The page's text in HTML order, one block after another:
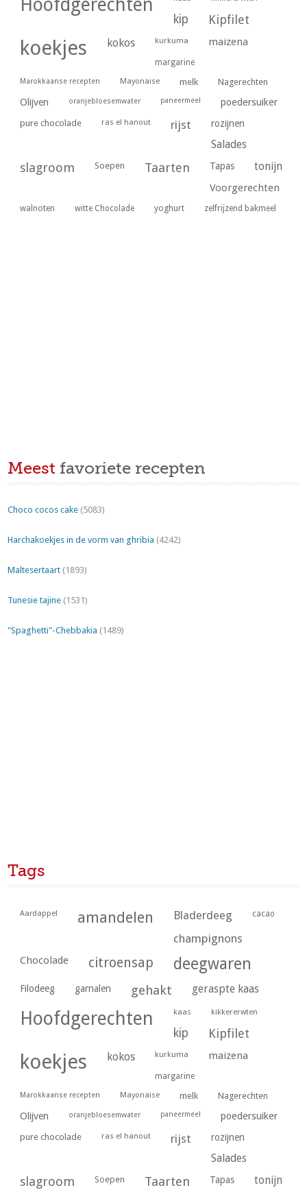
Hoofdgerechten
kip Kipfilet
koekjes kokos kurkuma maizena
margarine
Marokkaanse recepten Mayonaise melk Nagerechten
Olijven oranjebloesemwater paneermeel poedersuiker
pure chocolade ras el hanout rijst rozijnen
Salades
slagroom Soepen Taarten Tapas tonijn
Voorgerechten
walnoten witte Chocolade yoghurt zelfrijzend bakmeel
Meest favoriete recepten
Choco cocos cake (5083)
Harchakoekjes in de vorm van ghribia (4242)
Maltesertaart (1893)
Tunesie tajine (1531)
"Spaghetti"-Chebbakia (1489)
Tags
Aardappel amandelen Bladerdeeg cacao
champignons
Chocolade citroensap deegwaren
Filodeeg garnalen gehakt geraspte kaas
Hoofdgerechten kaas kikkererwten
kip Kipfilet
koekjes kokos kurkuma maizena
margarine
Marokkaanse recepten Mayonaise melk Nagerechten
Olijven oranjebloesemwater paneermeel poedersuiker
pure chocolade ras el hanout rijst rozijnen
Salades
slagroom Soepen Taarten Tapas tonijn